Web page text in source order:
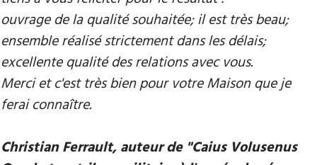
ouvrage de la qualité souhaitée; il est très beau;
ensemble réalisé strictement dans les délais;
excellente qualité des relations avec vous.
Merci et c'est très bien pour votre Maison que je
ferai connaître.
Christian Ferrault, auteur de "Caius Volusenus